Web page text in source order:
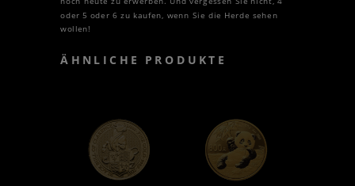
oder 5 oder 6 zu kaufen, wenn Sie die Herde sehen
wollen!
ÄHNLICHE PRODUKTE